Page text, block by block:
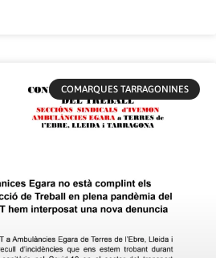
COMARQUES TARRAGONINES